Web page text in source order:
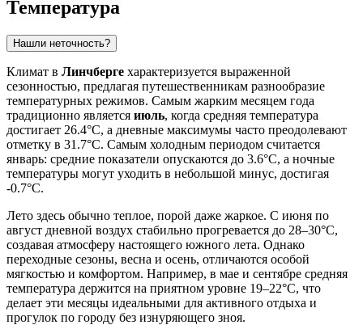
Температура
Нашли неточность?
Климат в Линчберге характеризуется выраженной
сезонностью, предлагая путешественникам разнообразие
температурных режимов. Самым жарким месяцем года
традиционно является июль, когда средняя температура
достигает 26.4°C, а дневные максимумы часто преодолевают
отметку в 31.7°C. Самым холодным периодом считается
январь: средние показатели опускаются до 3.6°C, а ночные
температуры могут уходить в небольшой минус, достигая
-0.7°C.
Лето здесь обычно теплое, порой даже жаркое. С июня по
август дневной воздух стабильно прогревается до 28–30°C,
создавая атмосферу настоящего южного лета. Однако
переходные сезоны, весна и осень, отличаются особой
мягкостью и комфортом. Например, в мае и сентябре средняя
температура держится на приятном уровне 19–22°C, что
делает эти месяцы идеальными для активного отдыха и
прогулок по городу без изнуряющего зноя.